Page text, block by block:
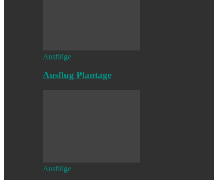
Ausflüge
Ausflug Plantage
Ausflüge